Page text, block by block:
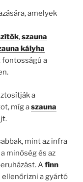
amelyek
,szauna
kályha
a
a
míg aszauna
mint az infra
minőség és az
Afinn
a gyártó